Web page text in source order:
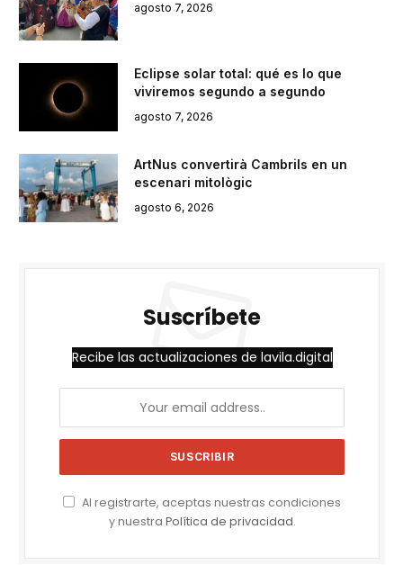
agosto 7, 2026
Eclipse solar total: qué es lo que
viviremos segundo a segundo
agosto 7, 2026
ArtNus convertirà Cambrils en un
escenari mitològic
agosto 6, 2026
Suscríbete
Recibe las actualizaciones de lavila.digital
Al registrarte, aceptas nuestras condiciones
y nuestra Política de privacidad.